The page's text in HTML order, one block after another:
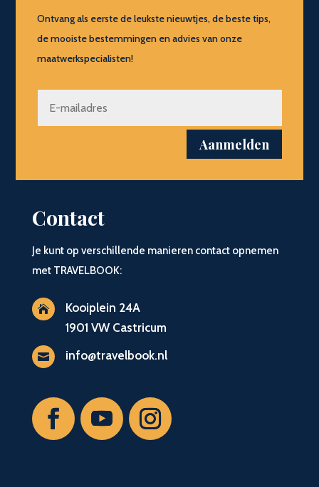
Ontvang als eerste de leukste nieuwtjes, de beste tips,
de mooiste bestemmingen en advies van onze
maatwerkspecialisten!
Aanmelden
Contact
Je kunt op verschillende manieren contact opnemen
met TRAVELBOOK:

Kooiplein 24A
1901 VW Castricum
 info@travelbook.nl